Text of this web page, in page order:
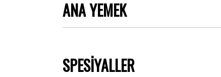
ANA YEMEK
SPESİYALLER